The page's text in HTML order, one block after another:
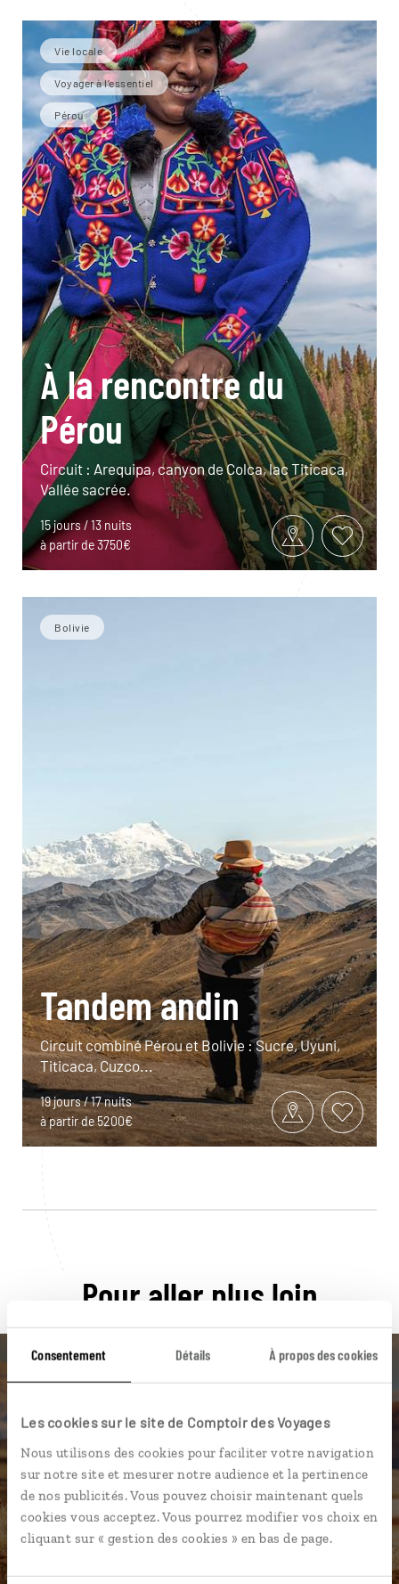
Consentement Détails À propos des cookies
Les cookies sur le site de Comptoir des Voyages
Nous utilisons des cookies pour faciliter votre navigation
sur notre site et mesurer notre audience et la pertinence
de nos publicités. Vous pouvez choisir maintenant quels
cookies vous acceptez. Vous pourrez modifier vos choix en
cliquant sur « gestion des cookies » en bas de page.
Vie locale
Voyager à l’essentiel
Pérou
À la rencontre du
Pérou
Circuit : Arequipa, canyon de Colca, lac Titicaca,
Vallée sacrée.
15 jours / 13 nuits
à partir de 3750€
Bolivie
Tandem andin
Circuit combiné Pérou et Bolivie : Sucre, Uyuni,
Titicaca, Cuzco...
19 jours / 17 nuits
à partir de 5200€
Pour aller plus loin
Nos 8 idées de voyage
Pérou